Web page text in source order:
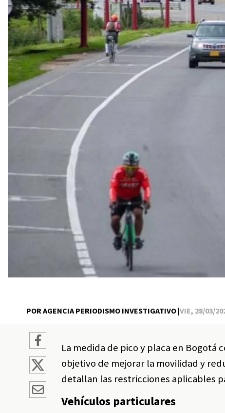
POR AGENCIA PERIODISMO INVESTIGATIVO |VIE, 28/03/
La medida de pico y placa en Bogotá
objetivo de mejorar la movilidad y
detallan las restricciones aplicables
Vehículos particulares